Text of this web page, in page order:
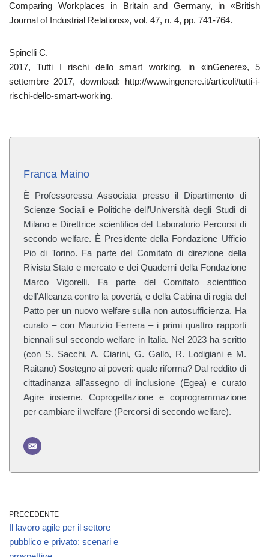
Comparing Workplaces in Britain and Germany, in «British
Journal of Industrial Relations», vol. 47, n. 4, pp. 741-764.
Spinelli C.
2017, Tutti I rischi dello smart working, in «inGenere», 5
settembre 2017, download: http://www.ingenere.it/articoli/tutti-i-
rischi-dello-smart-working.
Franca Maino
È Professoressa Associata presso il Dipartimento di
Scienze Sociali e Politiche dell’Università degli Studi di
Milano e Direttrice scientifica del Laboratorio Percorsi di
secondo welfare. È Presidente della Fondazione Ufficio
Pio di Torino. Fa parte del Comitato di direzione della
Rivista Stato e mercato e dei Quaderni della Fondazione
Marco Vigorelli. Fa parte del Comitato scientifico
dell’Alleanza contro la povertà, e della Cabina di regia del
Patto per un nuovo welfare sulla non autosufficienza. Ha
curato – con Maurizio Ferrera – i primi quattro rapporti
biennali sul secondo welfare in Italia. Nel 2023 ha scritto
(con S. Sacchi, A. Ciarini, G. Gallo, R. Lodigiani e M.
Raitano) Sostegno ai poveri: quale riforma? Dal reddito di
cittadinanza all'assegno di inclusione (Egea) e curato
Agire insieme. Coprogettazione e coprogrammazione
per cambiare il welfare (Percorsi di secondo welfare).
PRECEDENTE
Il lavoro agile per il settore
pubblico e privato: scenari e